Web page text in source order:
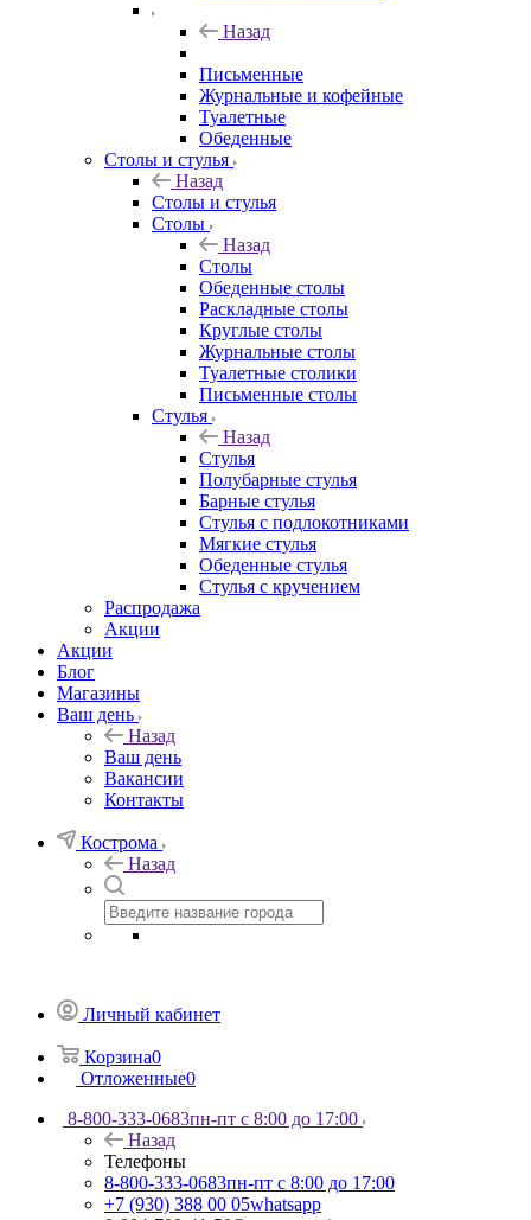
Назад
Письменные
Журнальные и кофейные
Туалетные
Обеденные
Столы и стулья
Назад
Столы и стулья
Столы
Назад
Столы
Обеденные столы
Раскладные столы
Круглые столы
Журнальные столы
Туалетные столики
Письменные столы
Стулья
Назад
Стулья
Полубарные стулья
Барные стулья
Стулья с подлокотниками
Мягкие стулья
Обеденные стулья
Стулья с кручением
Распродажа
Акции
Акции
Блог
Магазины
Ваш день
Назад
Ваш день
Вакансии
Контакты
Кострома
Назад
Личный кабинет
Корзина0
Отложенные0
8-800-333-0683пн-пт с 8:00 до 17:00
Назад
Телефоны
8-800-333-0683пн-пт с 8:00 до 17:00
+7 (930) 388 00 05whatsapp